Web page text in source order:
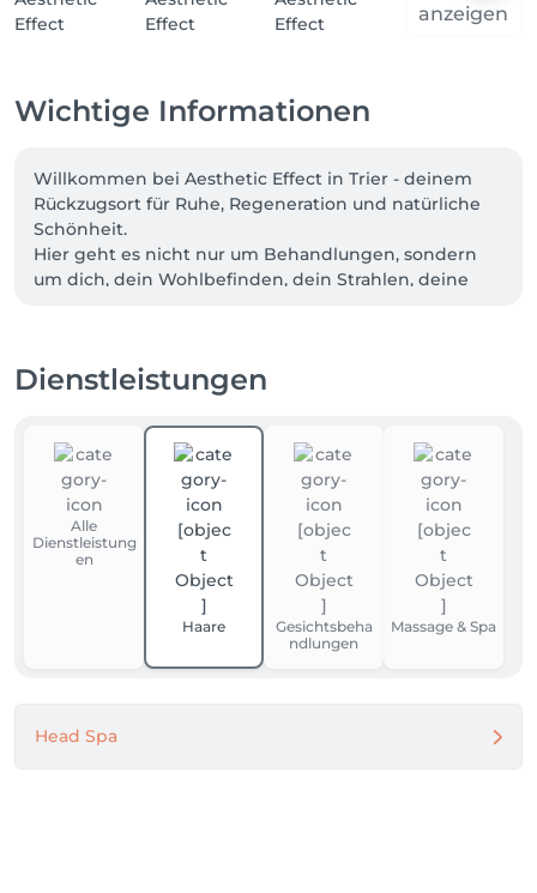
anzeigen
Wichtige Informationen
Willkommen bei Aesthetic Effect in Trier - deinem
Rückzugsort für Ruhe, Regeneration und natürliche
Schönheit.
Hier geht es nicht nur um Behandlungen, sondern
um dich, dein Wohlbefinden, dein Strahlen, deine
und ästhetische Treatments Körper, Geist und Seele
Wir freuen uns, dich auf deinem Weg zu mehr
Wohlgefühl und Ausstrahlung zu begleiten.
Dienstleistungen
Alle
Dienstleistung
en
Haare
Gesichtsbeha
ndlungen
Massage & Spa
Head Spa